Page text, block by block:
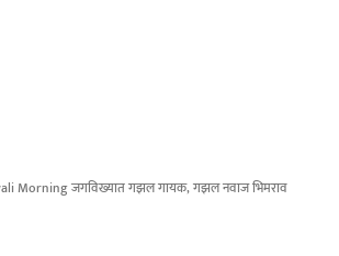
Morning जगविख्यात गझल गायक, गझल नवाज भिमराव